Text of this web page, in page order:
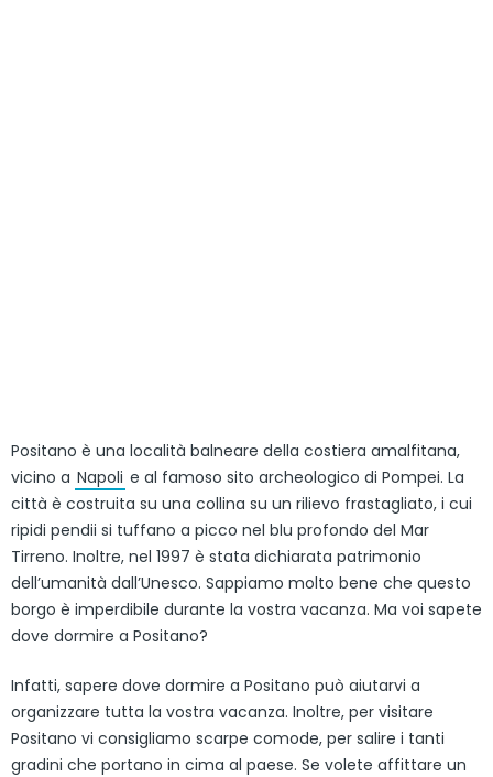
Positano è una località balneare della costiera amalfitana,
vicino a Napoli e al famoso sito archeologico di Pompei. La
città è costruita su una collina su un rilievo frastagliato, i cui
ripidi pendii si tuffano a picco nel blu profondo del Mar
Tirreno. Inoltre, nel 1997 è stata dichiarata patrimonio
dell’umanità dall’Unesco. Sappiamo molto bene che questo
borgo è imperdibile durante la vostra vacanza. Ma voi sapete
dove dormire a Positano?
Infatti, sapere dove dormire a Positano può aiutarvi a
organizzare tutta la vostra vacanza. Inoltre, per visitare
Positano vi consigliamo scarpe comode, per salire i tanti
gradini che portano in cima al paese. Se volete affittare un